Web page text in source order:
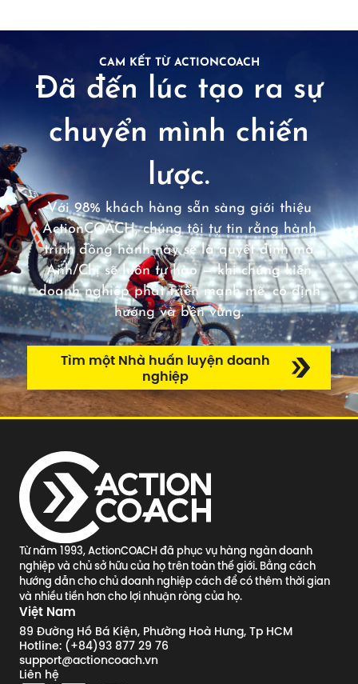
CAM KẾT TỪ ACTIONCOACH
Đã đến lúc tạo ra sự
chuyển mình chiến
lược.
Với 98% khách hàng sẵn sàng giới thiệu
ActionCOACH, chúng tôi tự tin rằng hành
trình đồng hành này sẽ là quyết định mà
Anh/Chị sẽ luôn tự hào — khi chứng kiến
doanh nghiệp phát triển mạnh mẽ, có định
hướng và bền vững.
Tìm một Nhà huấn luyện doanh
nghiệp
Từ năm 1993, ActionCOACH đã phục vụ hàng ngàn doanh
nghiệp và chủ sở hữu của họ trên toàn thế giới. Bằng cách
hướng dẫn cho chủ doanh nghiệp cách để có thêm thời gian
và nhiều tiền hơn cho lợi nhuận ròng của họ.
Việt Nam
89 Đường Hồ Bá Kiện, Phường Hoà Hưng, Tp HCM
Hotline: (+84)93 877 29 76
support@actioncoach.vn
Liên hệ